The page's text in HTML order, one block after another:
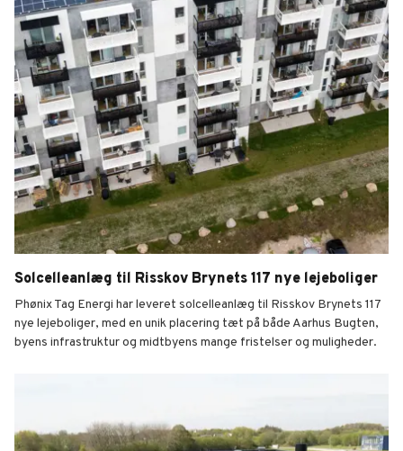
Solcelleanlæg til Risskov Brynets 117 nye lejeboliger
Phønix Tag Energi har leveret solcelleanlæg til Risskov Brynets 117
nye lejeboliger, med en unik placering tæt på både Aarhus Bugten,
byens infrastruktur og midtbyens mange fristelser og muligheder.